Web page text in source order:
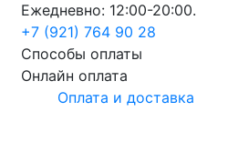
Ежедневно: 12:00-20:00.
+7 (921) 764 90 28
Способы оплаты
Онлайн оплата
Оплата и доставка